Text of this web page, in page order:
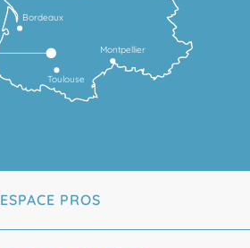
Toulouse
Montpellier
Bordeaux
ESPACE PROS